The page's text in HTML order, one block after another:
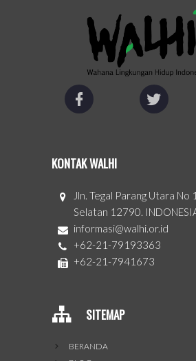
KONTAK WALHI
Jln. Tegal Parang Utara No
Selatan 12790.
informasi@walhi.or.id
+62-21-79193363
+62-21-7941673
SITEMAP
BERANDA